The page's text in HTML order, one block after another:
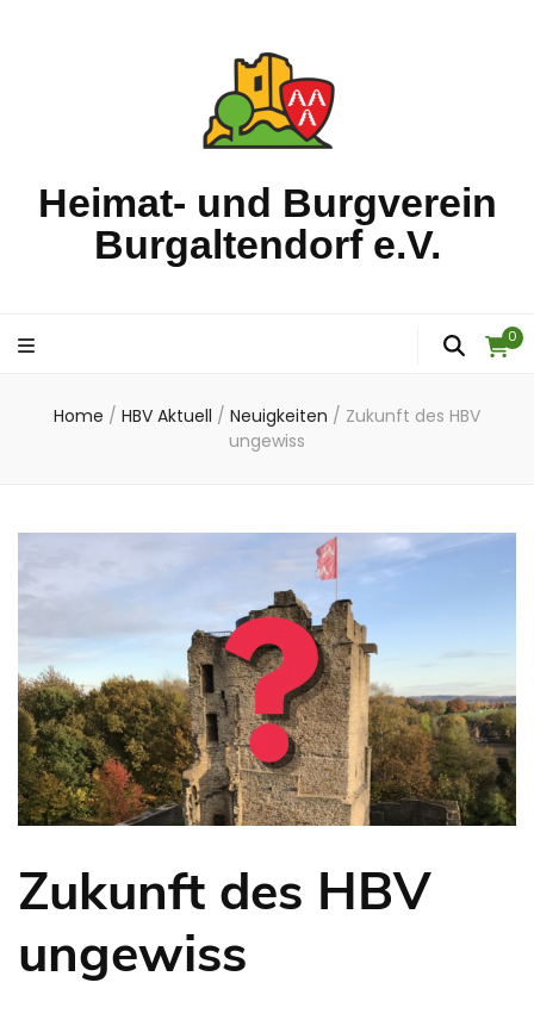
Heimat- und Burgverein
Burgaltendorf e.V.
0
Home / HBV Aktuell / Neuigkeiten / Zukunft des HBV
ungewiss
Zukunft des HBV
ungewiss